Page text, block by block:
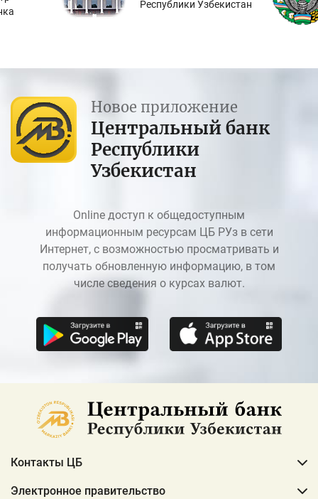
Республики Узбекистан
Новое приложение
Центральный банк
Республики
Узбекистан
Online доступ к общедоступным
информационным ресурсам ЦБ РУз в сети
Интернет, с возможностью просматривать и
получать обновленную информацию, в том
числе сведения о курсах валют.
Контакты ЦБ
Электронное правительство